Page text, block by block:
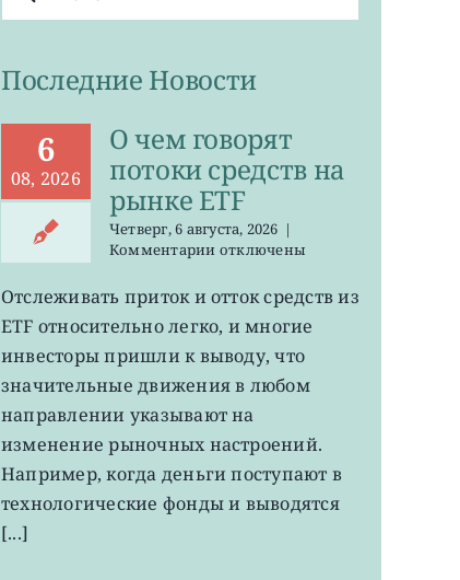
поиска:
Последние Новости
6
08, 2026
О чем говорят
потоки средств на
рынке ETF
Четверг, 6 августа, 2026 |
Комментариик
О
говорят
потоки
средств
на
рынке
отключены
Отслеживать приток и отток средств из
ETF относительно легко, и многие
инвесторы пришли к выводу, что
значительные движения в любом
направлении указывают на
изменение рыночных настроений.
Например, когда деньги поступают в
технологические фонды и выводятся
[...]